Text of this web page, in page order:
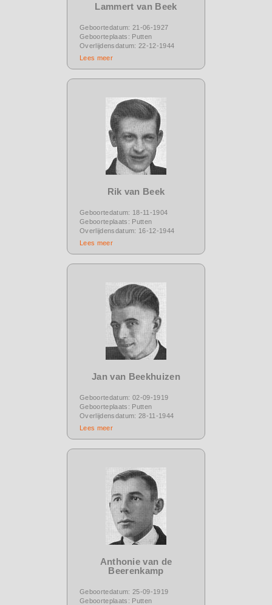
Lammert van Beek
Geboortedatum: 21-06-1927
Geboorteplaats: Putten
Overlijdensdatum: 22-12-1944
Lees meer
Rik van Beek
Geboortedatum: 18-11-1904
Geboorteplaats: Putten
Overlijdensdatum: 16-12-1944
Lees meer
Jan van Beekhuizen
Geboortedatum: 02-09-1919
Geboorteplaats: Putten
Overlijdensdatum: 28-11-1944
Lees meer
Anthonie van de
Beerenkamp
Geboortedatum: 25-09-1919
Geboorteplaats: Putten